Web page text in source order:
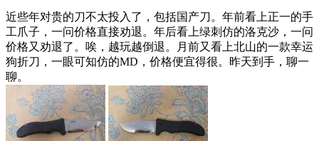
近些年对贵的刀不太投入了，包括国产刀。年前看上正一的手
工爪子，一问价格直接劝退。年后看上绿刺仿的洛克沙，一问
价格又劝退了。唉，越玩越倒退。月前又看上北山的一款幸运
狗折刀，一眼可知仿的MD，价格便宜得很。昨天到手，聊一
聊。